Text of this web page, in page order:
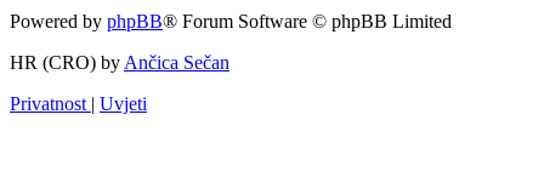
Powered by phpBB® Forum Software © phpBB Limited
HR (CRO) by Ančica Sečan
Privatnost | Uvjeti